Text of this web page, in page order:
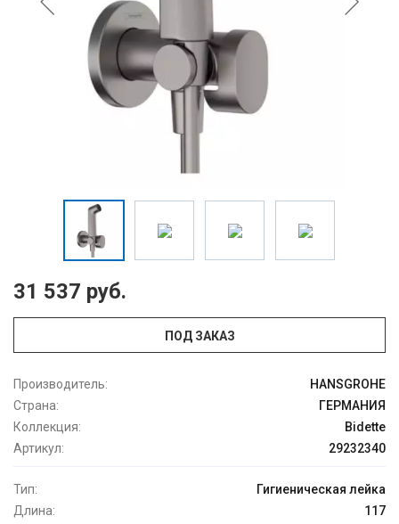
31 537 руб.
ПОД ЗАКАЗ
Производитель:
HANSGROHE
Страна:
ГЕРМАНИЯ
Коллекция:
Bidette
Артикул:
29232340
Тип:
Гигиеническая лейка
Длина:
117